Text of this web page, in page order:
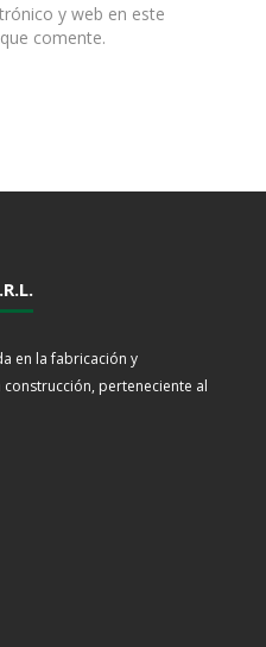
y web en este
comente.
en la fabricación y
perteneciente al